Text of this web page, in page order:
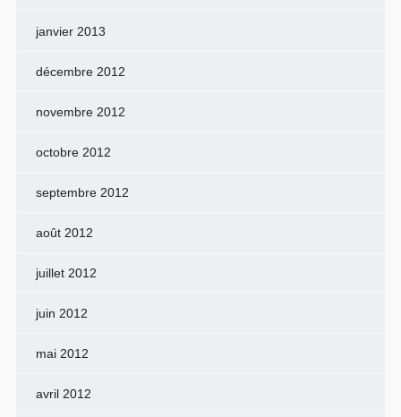
janvier 2013
décembre 2012
novembre 2012
octobre 2012
septembre 2012
août 2012
juillet 2012
juin 2012
mai 2012
avril 2012